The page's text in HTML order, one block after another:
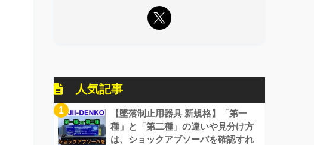
人気記事
1
【墜落制止用器具 新規格】「第一
種」と「第二種」の違いや見分け方
は、ショックアブソーバを確認すれ